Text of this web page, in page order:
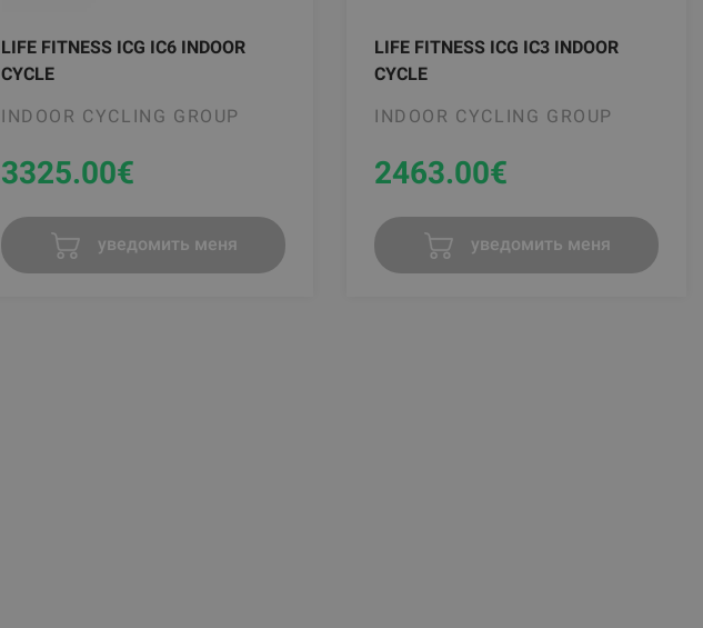
LIFE FITNESS ICG IC6 INDOOR
CYCLE
INDOOR CYCLING GROUP
3325.00€
уведомить меня
LIFE FITNESS ICG IC3 INDOOR
CYCLE
INDOOR CYCLING GROUP
2463.00€
уведомить меня